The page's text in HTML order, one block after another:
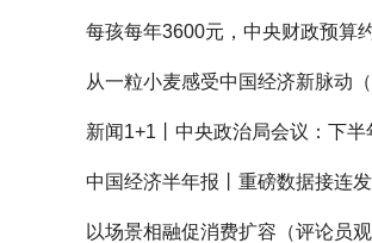
每孩每年3600元，中央财政预
从一粒小麦感受中国经济新脉动（
新闻1+1丨中央政治局会议：下半
中国经济半年报丨重磅数据接连
以场景相融促消费扩容（评论员观